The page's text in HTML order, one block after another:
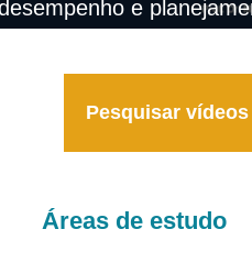
e
Pesquisar
Áreas de estudo